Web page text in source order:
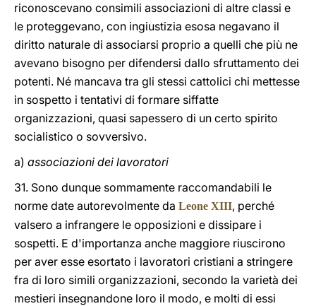
riconoscevano consimili associazioni di altre classi e
le proteggevano, con ingiustizia esosa negavano il
diritto naturale di associarsi proprio a quelli che più ne
avevano bisogno per difendersi dallo sfruttamento dei
potenti. Né mancava tra gli stessi cattolici chi mettesse
in sospetto i tentativi di formare siffatte
organizzazioni, quasi sapessero di un certo spirito
socialistico o sovversivo.
a) associazioni dei lavoratori
31. Sono dunque sommamente raccomandabili le
norme date autorevolmente da Leone XIII, perché
valsero a infrangere le opposizioni e dissipare i
sospetti. E d'importanza anche maggiore riuscirono
per aver esse esortato i lavoratori cristiani a stringere
fra di loro simili organizzazioni, secondo la varietà dei
mestieri insegnandone loro il modo, e molti di essi